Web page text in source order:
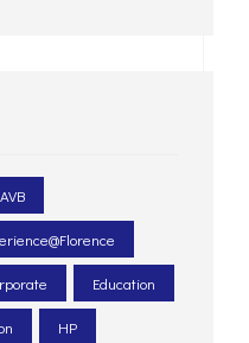
AVB
Education
HP